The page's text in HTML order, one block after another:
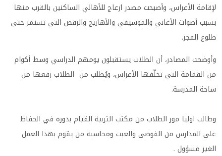
لإقامة الأعراس، وأصبحت مصدر ازعاج للأهالي الساكنين بالقرب منها
بسبب أصوات الأغاني والموسيقي والأهازيج والرقص التي تستمر حتى
طلوع الفجر.
وأوضحت المصادر، أن الطلاب يستقبلون يومهم الدراسي وسط أكوام
من القمامة التي تخلّفها الأعراس، ويُطلب من الطلاب رفعها من
ساحة المدرسة.
وطالب اوليا مور الطلاب من مكتب التربية القيام بدوره في الحفاظ
على المدارس من الفوضى والعبث ومحاسبة من يقوم بهذا العمل
الغير مسؤول .